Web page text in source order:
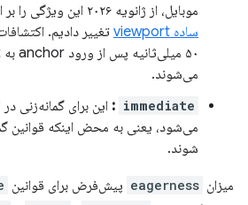
موبایل، از ژانویه ۲۰۲۶ این ویژگی را بر اساس
ساده viewport
می‌شوند.
immediate
: این برای گمانه‌زنی
می‌شود، یعنی به محض اینکه قوانین
شوند.
میزان eagerness پیش‌فرض برای قوانین